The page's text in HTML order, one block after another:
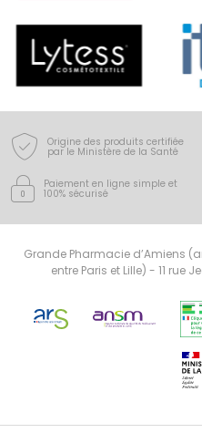
Origine des produits certifiée
par le Ministère de la Santé
Paiement en ligne simple et
100% sécurisé
Grande Pharmacie d’Amiens
entre Paris et Lille) - 11 rue